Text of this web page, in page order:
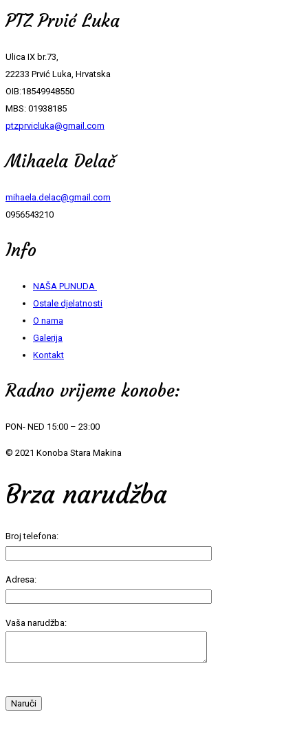
PTZ Prvić Luka
Ulica IX br.73,
22233 Prvić Luka, Hrvatska
OIB:18549948550
MBS: 01938185
ptzprvicluka@gmail.com
Mihaela Delač
mihaela.delac@gmail.com
0956543210
Info
NAŠA PUNUDA
Ostale djelatnosti
O nama
Galerija
Kontakt
Radno vrijeme konobe:
PON- NED 15:00 – 23:00
© 2021 Konoba Stara Makina
Brza narudžba
Broj telefona:
Adresa:
Vaša narudžba: